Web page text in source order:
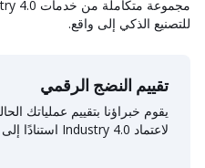
للتصنيع الذكي إلى واقع.
تقييم النضج الرقمي
يقوم خبراؤنا بتقييم عملياتك
لاعتماد Industry 4.0 استنادًا إلى أهدافك وجاهزيتك الرقمية.